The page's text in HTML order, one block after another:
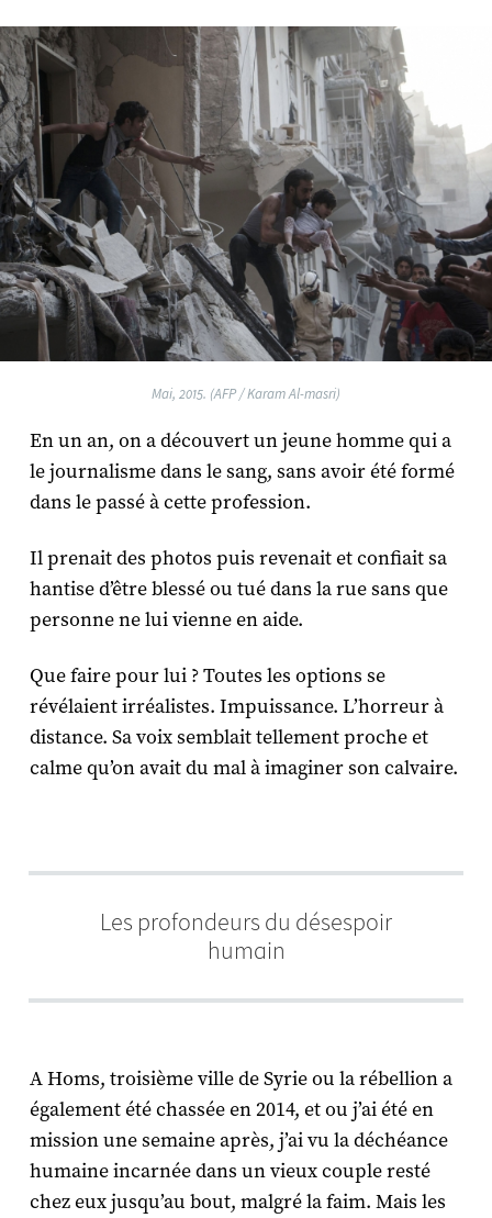
Mai, 2015. (AFP / Karam Al-masri)
En un an, on a découvert un jeune homme qui a
le journalisme dans le sang, sans avoir été formé
dans le passé à cette profession.
Il prenait des photos puis revenait et confiait sa
hantise d’être blessé ou tué dans la rue sans que
personne ne lui vienne en aide.
Que faire pour lui ? Toutes les options se
révélaient irréalistes. Impuissance. L’horreur à
distance. Sa voix semblait tellement proche et
calme qu’on avait du mal à imaginer son calvaire.
Les profondeurs du désespoir
humain
A Homs, troisième ville de Syrie ou la rébellion a
également été chassée en 2014, et ou j’ai été en
mission une semaine après, j’ai vu la déchéance
humaine incarnée dans un vieux couple resté
chez eux jusqu’au bout, malgré la faim. Mais les